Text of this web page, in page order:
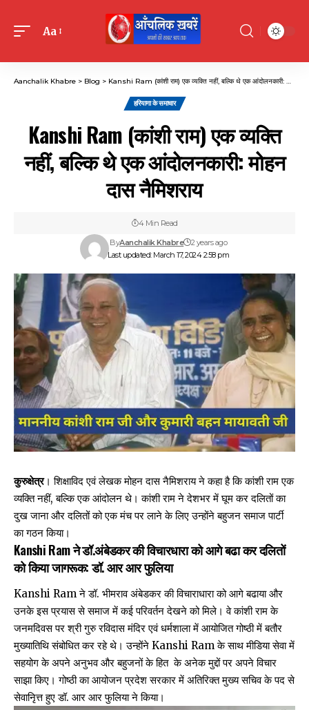
Font
Aa
Aanchalik Khabre > Blog > Kanshi Ram (कांशी राम) एक व्यक्ति नहीं, बल्कि थे एक आंदोलनकारी: मोहन दास नैमिशराय
हरियाणा के समाचार
Kanshi Ram (कांशी राम) एक व्यक्ति
नहीं, बल्कि थे एक आंदोलनकारी: मोहन
दास नैमिशराय
Last updated: March 17, 2024 2:58 pm
ByAanchalik Khabre 2 years ago
4 Min Read
कुरुक्षेत्र। शिक्षाविद एवं लेखक मोहन दास नैमिशराय ने कहा है कि कांशी राम एक
व्यक्ति नहीं, बल्कि एक आंदोलन थे। कांशी राम ने देशभर में घूम कर दलितों का
दुख जाना और दलितों को एक मंच पर लाने के लिए उन्होंने बहुजन समाज पार्टी
का गठन किया।
Kanshi Ram ने डॉ.अंबेडकर की विचारधारा को आगे बढा कर दलितों
को किया जागरूक: डॉ. आर आर फुलिया
Kanshi Ram ने डॉ. भीमराव अंबेडकर की विचाराधारा को आगे बढाया और
उनके इस प्रयास से समाज में कई परिवर्तन देखने को मिले। वे कांशी राम के
जनमदिवस पर श्री गुरु रविदास मंदिर एवं धर्मशाला में आयोजित गोष्ठी में बतौर
मुख्यातिथि संबोधित कर रहे थे। उन्होंने Kanshi Ram के साथ मीडिया सेवा में
सहयोग के अपने अनुभव और बहुजनों के हित के अनेक मुद्दों पर अपने विचार
साझा किए। गोष्ठी का आयोजन प्रदेश सरकार में अतिरिक्त मुख्य सचिव के पद से
सेवानिृत्त हुए डॉ. आर आर फुलिया ने किया।